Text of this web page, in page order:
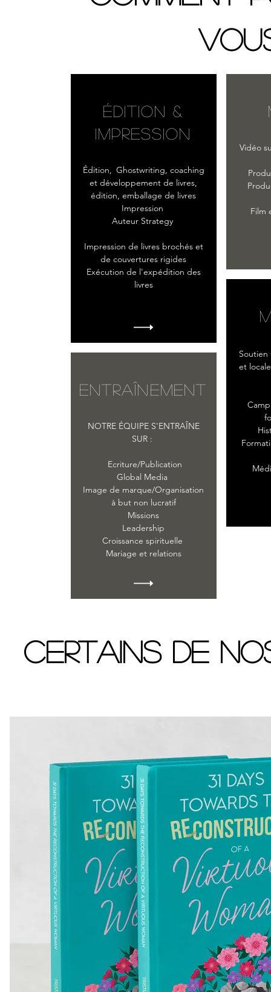
ÉDITION &
Impression
Édition, Ghostwriting, coaching
et développement de livres,
édition, emballage de livres
Impression
Auteur Strategy
Impression de livres brochés et
de couvertures rigides
Exécution de l'expédition des
livres
ENTRAÎNEMENT
NOTRE ÉQUIPE S'ENTRAÎNE
SUR :
Ecriture/Publication
Global Media
Image de marque/Organisation
à but non lucratif
Missions
Leadership
Croissance spirituelle
Mariage et relations
Vidéo
Film
Soutien
et
certains de